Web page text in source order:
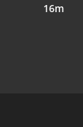
16m